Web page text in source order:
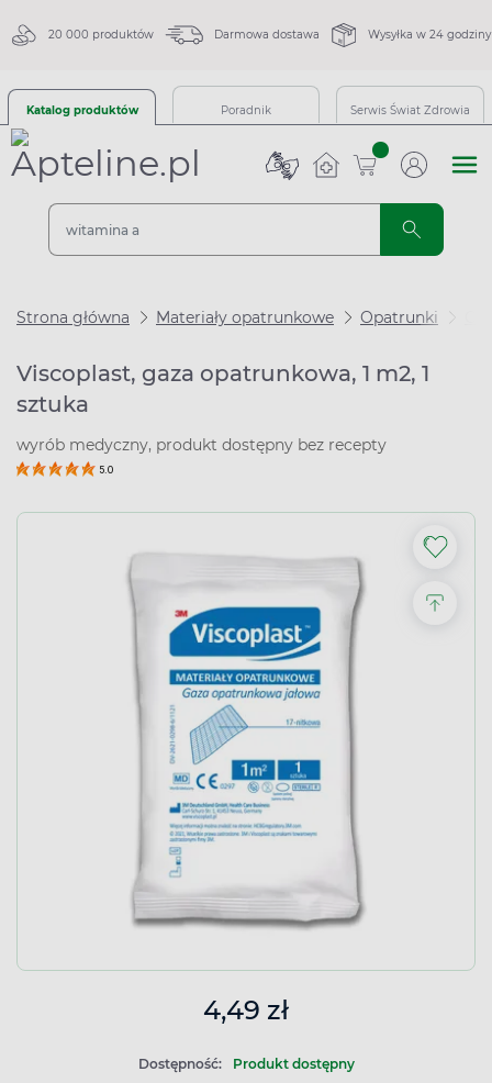
20 000 produktów Darmowa dostawa Wysyłka w 24 godziny
Katalog produktów Poradnik Serwis Świat Zdrowia
sztuk
Strona główna Materiały opatrunkowe Opatrunki
Viscoplast, gaza opatrunkowa, 1 m2, 1
sztuka
wyrób medyczny, produkt dostępny bez recepty
5.0
4,49 zł
Dostępność: Produkt dostępny